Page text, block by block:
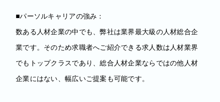
■パーソルキャリアの強み：
数ある人材企業の中でも、弊社は業界最大級の人材総合企
業です。そのため求職者へご紹介できる求人数は人材業界
でもトップクラスであり、総合人材企業ならではの他人材
企業にはない、幅広いご提案も可能です。